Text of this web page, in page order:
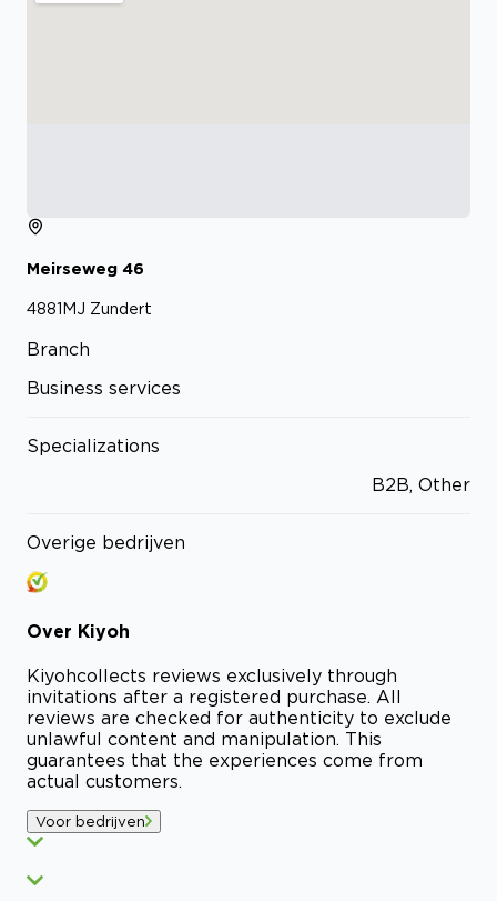
Meirseweg 46
4881MJ Zundert
Branch
Business services
Specializations
B2B, Other
Overige bedrijven
Over Kiyoh
Kiyohcollects reviews exclusively through
invitations after a registered purchase. All
reviews are checked for authenticity to exclude
unlawful content and manipulation. This
guarantees that the experiences come from
actual customers.
Voor bedrijven